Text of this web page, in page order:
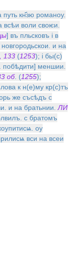
кн҃зю романоу.
воли своѥи.
] въ пльсковъ i в
и на
133 (1253); i бы(с)
. побѣдити] меншии.
об. (1255);
к н(е)му кр(с)тъ
же съсѣдъ с
и на братьнии. ЛИ
с братомъ
оу
вси на всеи